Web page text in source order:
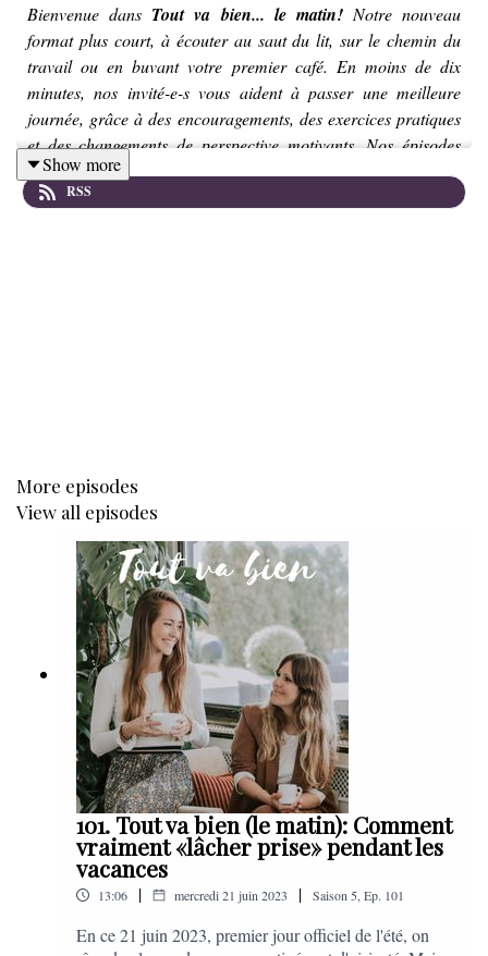
Bienvenue dans Tout va bien... le matin!Notre nouveau
format plus court, à écouter au saut du lit, sur le chemin du
travail ou en buvant votre premier café. En moins de dix
minutes, nos invité-e-s vous aident à passer une meilleure
journée, grâce à des encouragements, des exercices pratiques
et des changements de perspective motivants. Nos épisodes
habituels, plus longs, seront bien sûr toujours présents dans
cette émission, mais ils seront rejoints dès maintenant par ces
nous propose quelques pistes encourageantes.
On espère que cette courte interview pourra vous aider, et on
vous souhaite une très bonne écoute!
Show more
RSS
More episodes
View all episodes
101. Tout va bien (le matin): Comment
vraiment «lâcher prise» pendant les
vacances
13:06 | mercredi 21 juin 2023 | Saison 5 Ep. 101
En ce 21 juin 2023, premier jour officiel de l'été, on